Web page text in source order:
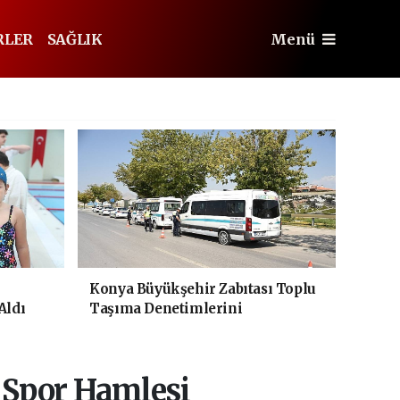
SAĞLIK Menü
Konya Büyükşehir Zabıtası Toplu
Taşıma Denetimlerini
Hamlesi